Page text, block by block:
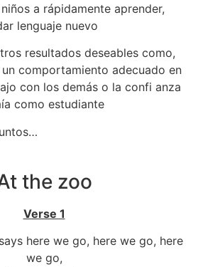
a rápidamente aprender,
lenguaje nuevo
resultados deseables como,
comportamiento adecuado en
con los demás o la confi anza
como estudiante
the zoo
Verse 1
here we go, here we go, here
we go,